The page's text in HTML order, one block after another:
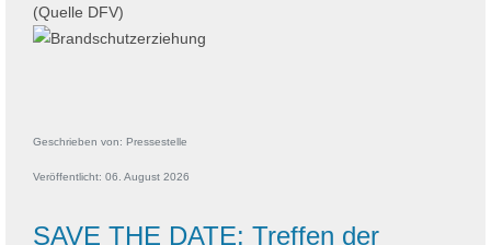
(Quelle DFV)
Geschrieben von: Pressestelle
Veröffentlicht: 06. August 2026
SAVE THE DATE: Treffen der